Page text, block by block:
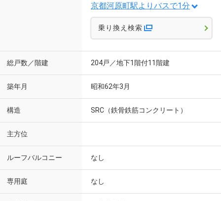
京都河原町駅よりバスで1分
乗り換え検索
総戸数／階建 204戸／地下1階付11階建
築年月 昭和62年3月
構造 SRC（鉄骨鉄筋コンクリート）
主方位
ルーフバルコニー なし
専用庭 なし